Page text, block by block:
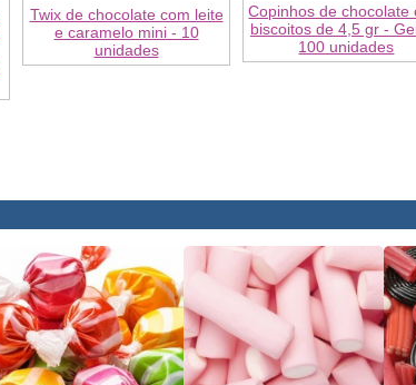
Twix de chocolate com leite
e caramelo mini - 10
unidades
Copinhos de chocolate
biscoitos de 4,5 gr -
100 unidades